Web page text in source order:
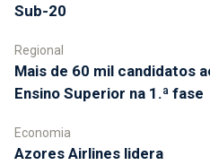
Sub-20
Regional
Mais de 60 mil candidatos
Ensino Superior na 1.ª fase
Economia
Azores Airlines lidera